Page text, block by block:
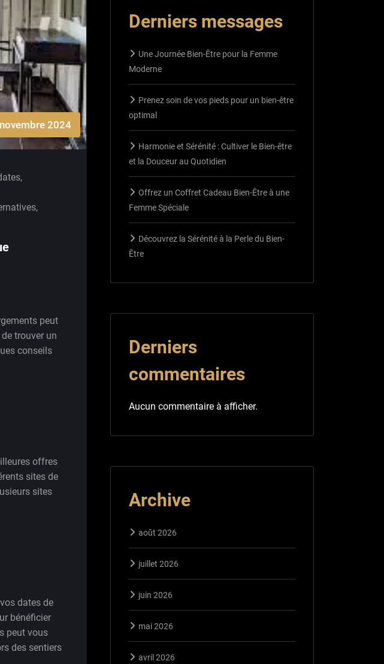
2024
,
,
peut
trouver un
conseils
offres
sites de
sites
dates de
bénéficier
peut vous
des sentiers
Derniers messages
Une Journée Bien-Être pour la Femme
Moderne
Prenez soin de vos pieds pour un bien-être
optimal
Harmonie et Sérénité : Cultiver le Bien-être
et la Douceur au Quotidien
Offrez un Coffret Cadeau Bien-Être à une
Femme Spéciale
Découvrez la Sérénité à la Perle du Bien-
Être
Derniers
commentaires
Aucun commentaire à afficher.
Archive
août 2026
juillet 2026
juin 2026
mai 2026
avril 2026